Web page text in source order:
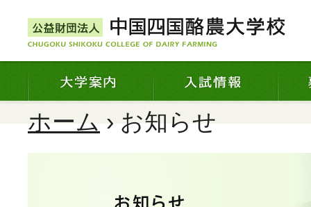
ホーム › お知らせ